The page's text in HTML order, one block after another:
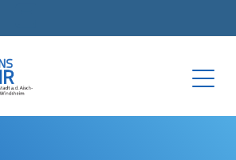
Hauptnavigation springen
zum Inhalt springen